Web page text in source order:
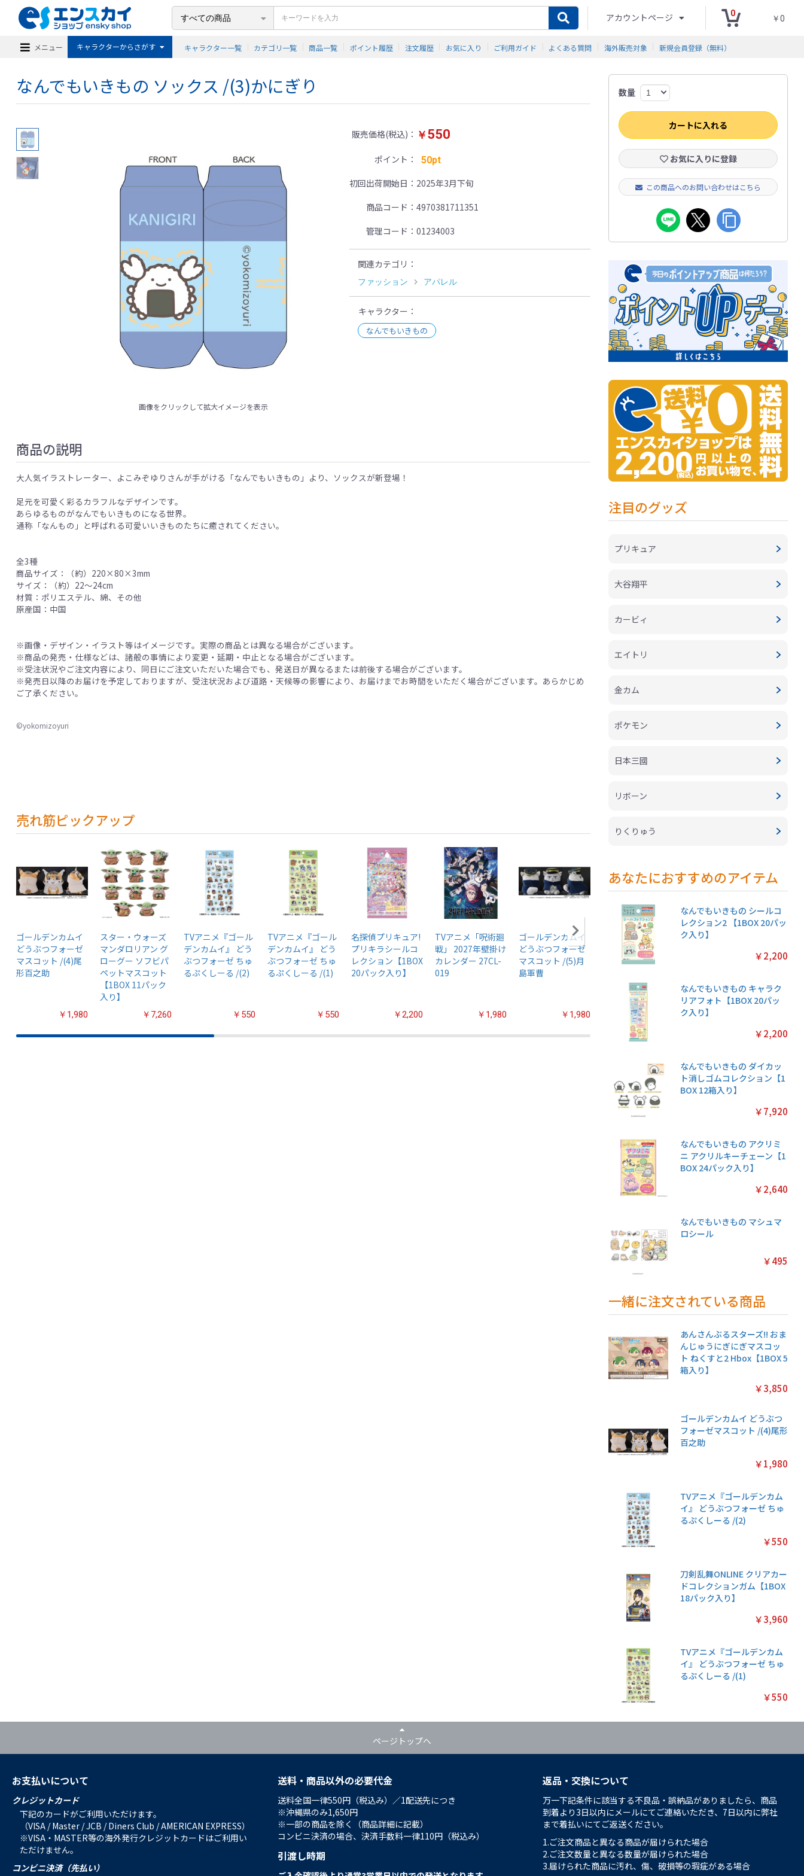
アカウントページ 0
￥0
メニュー キャラクターからさがす キャラクター一覧 カテゴリ一覧 商品一覧 ポイント履歴 注文履歴 お気に入り ご利用ガイド よくある質問 海外販売対象 新規会員登録（無料）
なんでもいきもの ソックス /(3)かにぎり
画像をクリックして拡大イメージを表示
販売価格(税込) ￥550
ポイント 50pt
初回出荷開始日
2025年3月下旬
商品コード
4970381711351
管理コード
01234003
関連カテゴリ
ファッション アパレル
キャラクター
なんでもいきもの
商品の説明
大人気イラストレーター、よこみぞゆりさんが手がける「なんでもいきもの」より、ソックスが新登場！
足元を可愛く彩るカラフルなデザインです。
あらゆるものがなんでもいきものになる世界。
通称「なんもの」と呼ばれる可愛いいきものたちに癒されてください。
全3種
商品サイズ：（約）220×80×3mm
サイズ：（約）22～24cm
材質：ポリエステル、綿、その他
原産国：中国
※画像・デザイン・イラスト等はイメージです。実際の商品とは異なる場合がございます。
※商品の発売・仕様などは、諸般の事情により変更・延期・中止となる場合がございます。
※受注状況やご注文内容により、同日にご注文いただいた場合でも、発送日が異なるまたは前後する場合がございます。
※発売日以降のお届けを予定しておりますが、受注状況および道路・天候等の影響により、お届けまでお時間をいただく場合がございます。あらかじめ
ご了承ください。
©yokomizoyuri
売れ筋ピックアップ
ゴールデンカムイ
どうぶつフォーゼ
マスコット /(4)尾
形百之助
￥1,980
スター・ウォーズ
マンダロリアン グ
ローグー ソフビパ
ペットマスコット
【1BOX 11パック
入り】
￥7,260
TVアニメ『ゴール
デンカムイ』 どう
ぶつフォーゼ ちゅ
るぷくしーる /(2)
￥550
TVアニメ『ゴール
デンカムイ』 どう
ぶつフォーゼ ちゅ
るぷくしーる /(1)
￥550
名探偵プリキュア!
プリキラシールコ
レクション【1BOX
20パック入り】
￥2,200
TVアニメ「呪術廻
戦」 2027年壁掛け
カレンダー 27CL-
019
￥1,980
ゴールデンカムイ
どうぶつフォーゼ
マスコット /(5)月
島軍曹
￥1,980
アニメ『僕のヒー
ローアカデミア』
ちみけもますこっ
￥2,200
ちいかわ あつめて
4【1BOX 20パック
クショ
パック
数量
カートに入れる
お気に入りに登録
この商品へのお問い合わせはこちら
注目のグッズ
プリキュア
大谷翔平
カービィ
エイトリ
金カム
ポケモン
日本三國
リボーン
りくりゅう
あなたにおすすめのアイテム
なんでもいきもの シールコ
レクション2 【1BOX 20パッ
ク入り】
￥2,200
なんでもいきもの キャラク
リアフォト【1BOX 20パッ
ク入り】
￥2,200
なんでもいきもの ダイカッ
ト消しゴムコレクション【1
BOX 12箱入り】
￥7,920
なんでもいきもの アクリミ
ニ アクリルキーチェーン【1
BOX 24パック入り】
￥2,640
なんでもいきもの マシュマ
ロシール
￥495
一緒に注文されている商品
あんさんぶるスターズ!! おま
んじゅうにぎにぎマスコッ
ト ねくすと2 Hbox【1BOX 5
箱入り】
￥3,850
ゴールデンカムイ どうぶつ
フォーゼマスコット /(4)尾形
百之助
￥1,980
TVアニメ『ゴールデンカム
イ』 どうぶつフォーゼ ちゅ
るぷくしーる /(2)
￥550
刀剣乱舞ONLINE クリアカー
ドコレクションガム【1BOX
18パック入り】
￥3,960
TVアニメ『ゴールデンカム
イ』 どうぶつフォーゼ ちゅ
るぷくしーる /(1)
￥550
ページトップへ
お支払いについて
クレジットカード
下記のカードがご利用いただけます。
（VISA / Master / JCB / Diners Club / AMERICAN EXPRESS）
※VISA・MASTER等の海外発行クレジットカードはご利用い
ただけません。
コンビニ決済（先払い）
送料・商品以外の必要代金
送料全国一律550円（税込み）／1配送先につき
※沖縄県のみ1,650円
※一部の商品を除く（商品詳細に記載）
コンビニ決済の場合、決済手数料一律110円（税込み）
引渡し時期
返品・交換について
万一下記条件に該当する不良品・誤納品がありましたら、商品
到着より3日以内にメールにてご連絡いただき、7日以内に弊社
まで着払いにてご返送ください。
1.ご注文商品と異なる商品が届けられた場合
2.ご注文数量と異なる数量が届けられた場合
3.届けられた商品に汚れ、傷、破損等の瑕疵がある場合